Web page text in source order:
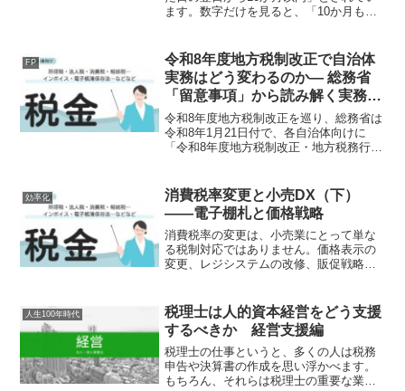
ます。数字だけを見ると、「10か月もあ
戸籍収集財産調査不動産評価遺産分割協
議銀行手続税理士相談...
FP
令和8年度地方税制改正で自治体
実務はどう変わるのか― 総務省
「留意事項」から読み解く実務へ
の影響 ―
令和8年度地方税制改正を巡り、総務省は
令和8年1月21日付で、各自治体向けに
「令和8年度地方税制改正・地方税務行政
制改正大綱の内容自体はすでに知られて
いましたが、今回の事...
効率化
消費税率変更と小売DX（下）
――電子棚札と価格戦略
消費税率の変更は、小売業にとって単な
る税制対応ではありません。価格表示の
変更、レジシステムの改修、販促戦略の
業のデジタル化が進む中で、税率変更は
店舗DXを加速させる契機...
人生100年時代
税理士は人的資本経営をどう支援
するべきか 経営支援編
税理士の仕事というと、多くの人は税務
申告や決算書の作成を思い浮かべます。
もちろん、それらは税理士の重要な業務